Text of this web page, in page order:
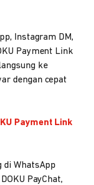
Instagram DM,
Payment Link
ke
dengan cepat
Payment Link
di WhatsApp
PayChat,